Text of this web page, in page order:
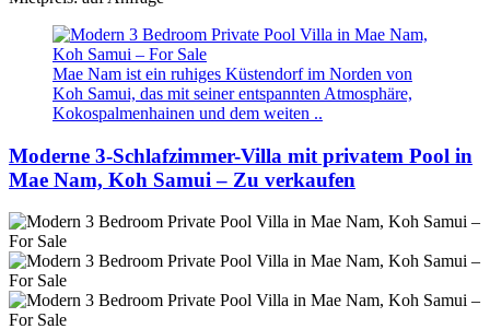
Mae Nam ist ein ruhiges Küstendorf im Norden von
Koh Samui, das mit seiner entspannten Atmosphäre,
Kokospalmenhainen und dem weiten ..
Moderne 3-Schlafzimmer-Villa mit privatem Pool in
Mae Nam, Koh Samui – Zu verkaufen